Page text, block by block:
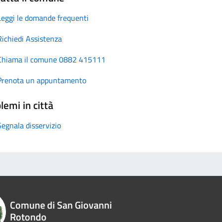
le domande frequenti
Assistenza
il comune 0882 415111
un appuntamento
in città
disservizio
Comune di San Giovanni
Rotondo